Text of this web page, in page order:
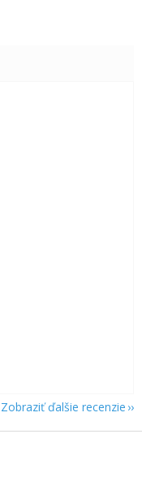
5 hviezdičiek.
5 hviezdičiek.
5 hviezdičiek.
5 hviezdičiek.
Zobraziť ďalšie recenzie